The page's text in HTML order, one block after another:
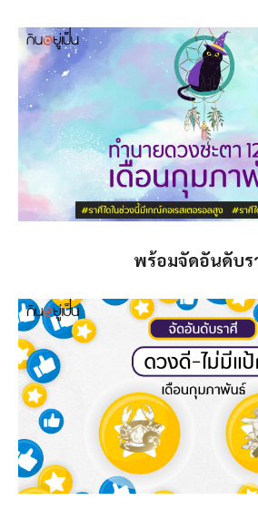
พร้อมจัดอันดับร